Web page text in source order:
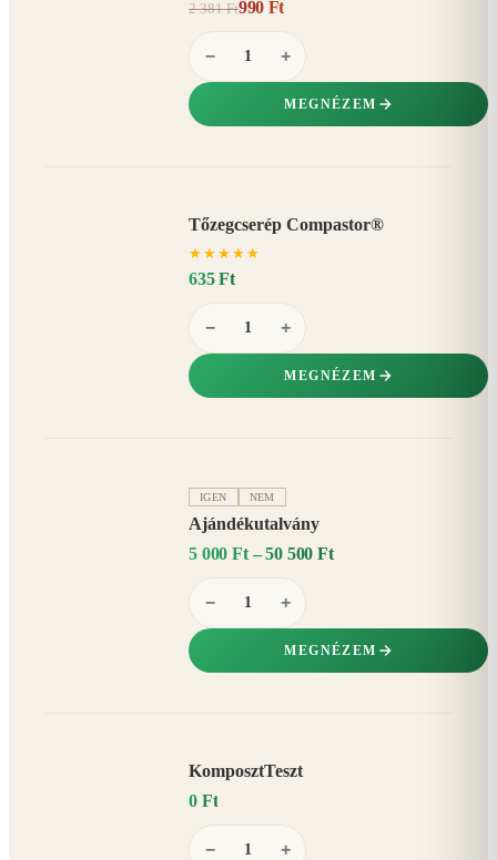
2 381 Ft990 Ft
− +
MEGNÉZEM
Tőzegcserép Compastor®
★ ★ ★ ★ ★
635 Ft
− +
MEGNÉZEM
IGEN NEM
Ajándékutalvány
5 000 Ft – 50 500 Ft
− +
MEGNÉZEM
KomposztTeszt
0 Ft
− +